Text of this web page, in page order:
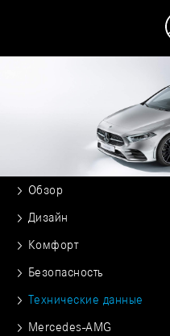
Обзор
Дизайн
Комфорт
Безопасность
Технические данные
Mercedes-AMG